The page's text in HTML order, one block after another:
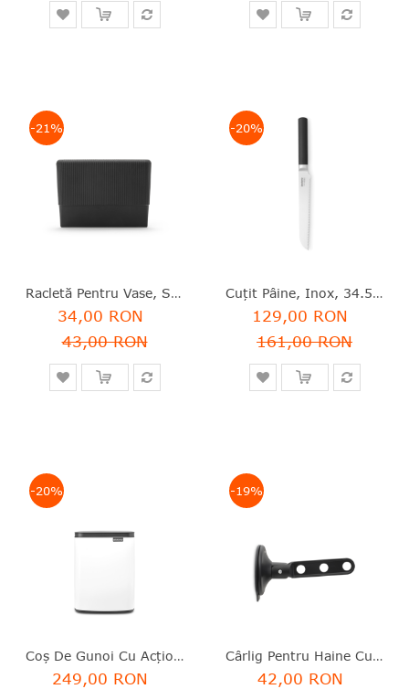
-21%
Racletă Pentru Vase, Silicon, SinkSide, Brabantia - 8710755302381
34,00 RON
43,00 RON
-20%
Cuțit Pâine, Inox, 34.5 Cm, Profile, Brabantia - 8710755250149
129,00 RON
161,00 RON
-20%
Coș De Gunoi Cu Acționare Manuală, Alb, Inox, 7 L, Bo Waste Bin, Brabantia - 8710755222368
249,00 RON
-19%
Cârlig Pentru Haine Cu Ventuză, Plastic, Negru, Brabantia - 8710755242823
42,00 RON